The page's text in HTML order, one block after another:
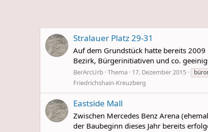
Stralauer Platz 29-31
Auf dem Grundstück hatte bereits
Bezirk, Bürgerinitiativen und co.
BerArcUrb Thema 17. Dezember 2015
Friedrichshain-Kreuzberg
Eastside Mall
Zwischen Mercedes Benz Arena
der Baubeginn dieses Jahr bereits